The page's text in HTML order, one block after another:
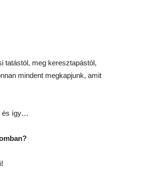
tatástól, meg keresztapástól,
mindent megkapjunk, amit
és így…